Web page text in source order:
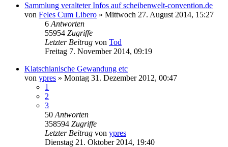
Sammlung veralteter Infos auf scheibenwelt-convention.de
von Feles Cum Libero » Mittwoch 27. August 2014, 15:27
6 Antworten
55954 Zugriffe
Letzter Beitrag von Tod
Freitag 7. November 2014, 09:19
Klatschianische Gewandung etc
von ypres » Montag 31. Dezember 2012, 00:47
1
2
3
50 Antworten
358594 Zugriffe
Letzter Beitrag von ypres
Dienstag 21. Oktober 2014, 19:40